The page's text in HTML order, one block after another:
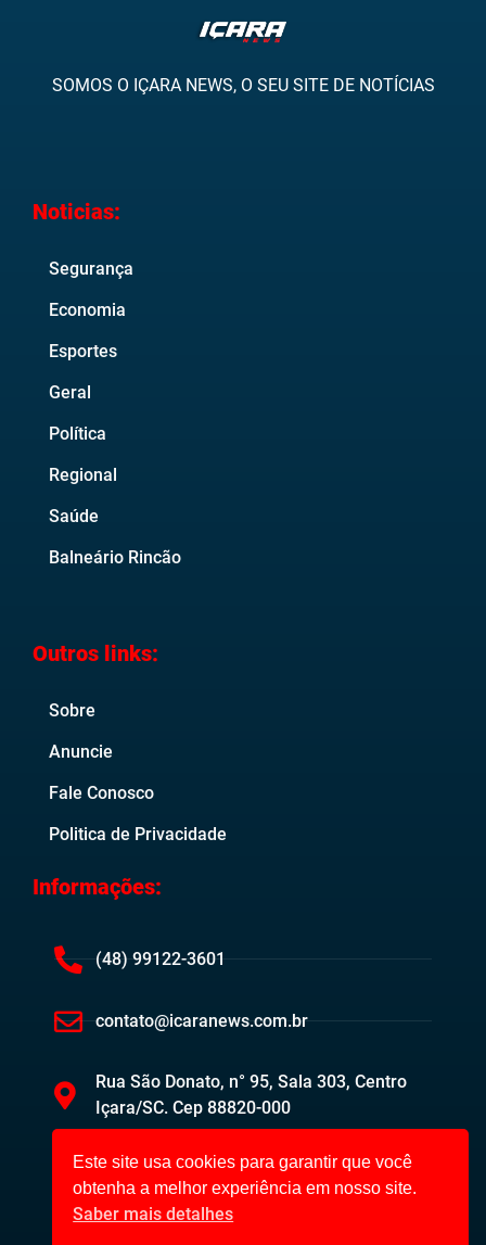
SOMOS O IÇARA NEWS, O SEU SITE DE NOTÍCIAS
Noticias:
Segurança
Economia
Esportes
Geral
Política
Regional
Saúde
Balneário Rincão
Outros links:
Sobre
Anuncie
Fale Conosco
Politica de Privacidade
Informações:
(48) 99122-3601
contato@icaranews.com.br
Rua São Donato, n° 95, Sala 303, Centro
Içara/SC. Cep 88820-000
Este site usa cookies para garantir que você
obtenha a melhor experiência em nosso site.
Saber mais detalhes